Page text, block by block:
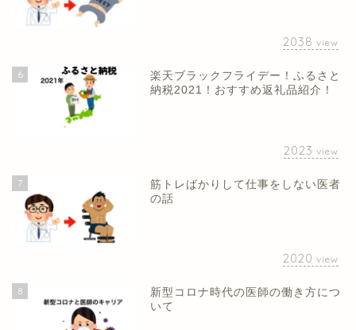
2038 view
6
楽天ブラックフライデー！ふるさと
納税2021！おすすめ返礼品紹介！
2023 view
7
筋トレばかりして仕事をしない医者
の話
2020 view
8
新型コロナ時代の医師の働き方につ
いて